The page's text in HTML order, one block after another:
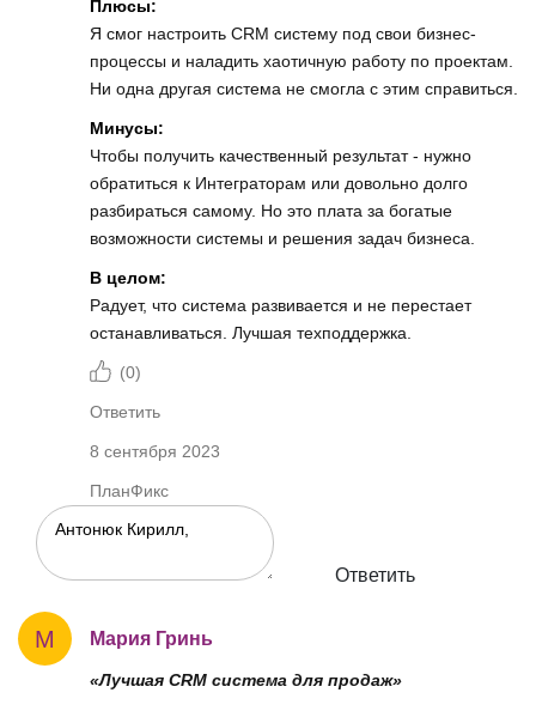
Плюсы:
Я смог настроить CRM систему под свои бизнес-
процессы и наладить хаотичную работу по проектам.
Ни одна другая система не смогла с этим справиться.
Минусы:
Чтобы получить качественный результат - нужно
обратиться к Интеграторам или довольно долго
разбираться самому. Но это плата за богатые
возможности системы и решения задач бизнеса.
В целом:
Радует, что система развивается и не перестает
останавливаться. Лучшая техподдержка.
(0)
Ответить
8 сентября 2023
ПланФикс
Ответить
М Мария Гринь
«Лучшая CRM система для продаж»